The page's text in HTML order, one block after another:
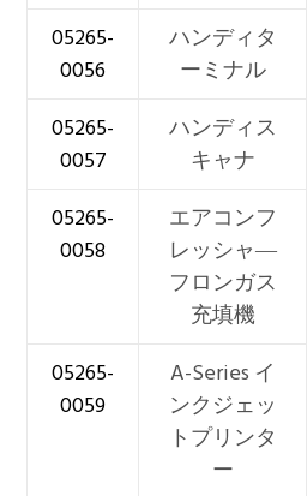
05265-
0056
ハンディタ
ーミナル
05265-
0057
ハンディス
キャナ
05265-
0058
エアコンフ
レッシャ―
フロンガス
充填機
05265-
0059
A-Series イ
ンクジェッ
トプリンタ
ー